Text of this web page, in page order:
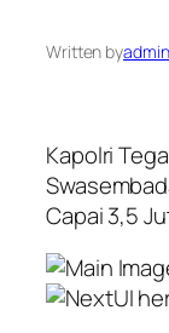
Written byadmin
Kapolri
Capai 3,5